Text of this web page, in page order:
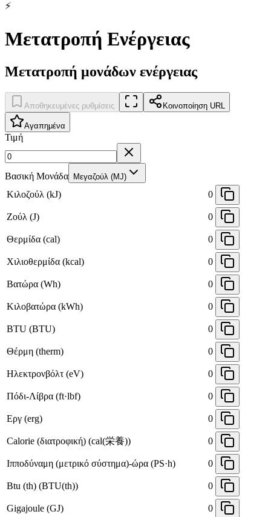
⚡
Μετατροπή Ενέργειας
Μετατροπή μονάδων ενέργειας
Αποθηκευμένες ρυθμίσεις Κοινοποίηση URL
Αγαπημένα
Τιμή
Βασική Μονάδα Μεγαζούλ (MJ)
Κιλοζούλ (kJ) 0
Ζούλ (J) 0
Θερμίδα (cal) 0
Χιλιοθερμίδα (kcal) 0
Βατώρα (Wh) 0
Κιλοβατώρα (kWh) 0
BTU (BTU) 0
Θέρμη (therm) 0
Ηλεκτρονβόλτ (eV) 0
Πόδι-Λίβρα (ft·lbf) 0
Εργ (erg) 0
Calorie (διατροφική) (cal(栄養)) 0
Ιπποδύναμη (μετρικό σύστημα)-ώρα (PS·h) 0
Btu (th) (BTU(th)) 0
Gigajoule (GJ) 0